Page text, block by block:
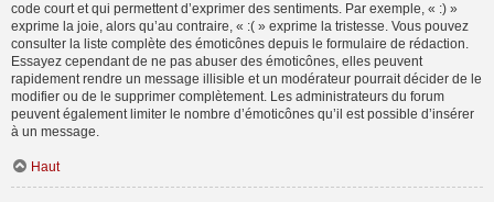
code court et qui permettent d’exprimer des sentiments. Par exemple, « :) »
exprime la joie, alors qu’au contraire, « :( » exprime la tristesse. Vous pouvez
consulter la liste complète des émoticônes depuis le formulaire de rédaction.
Essayez cependant de ne pas abuser des émoticônes, elles peuvent
rapidement rendre un message illisible et un modérateur pourrait décider de le
modifier ou de le supprimer complètement. Les administrateurs du forum
peuvent également limiter le nombre d’émoticônes qu’il est possible d’insérer
à un message.
Haut